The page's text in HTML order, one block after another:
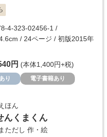
4-323-02456-1 /
/ 24ページ / 初版2015年
円 (本体1,400円+税)
り 電子書籍あり
ほん
んくまくん
ただし 作・絵